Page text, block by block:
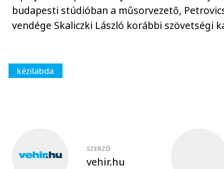
budapesti stúdióban a műsorvezető,
vendége Skaliczki László korábbi szövetségi
kézilabda
SZERZŐ
vehir.hu